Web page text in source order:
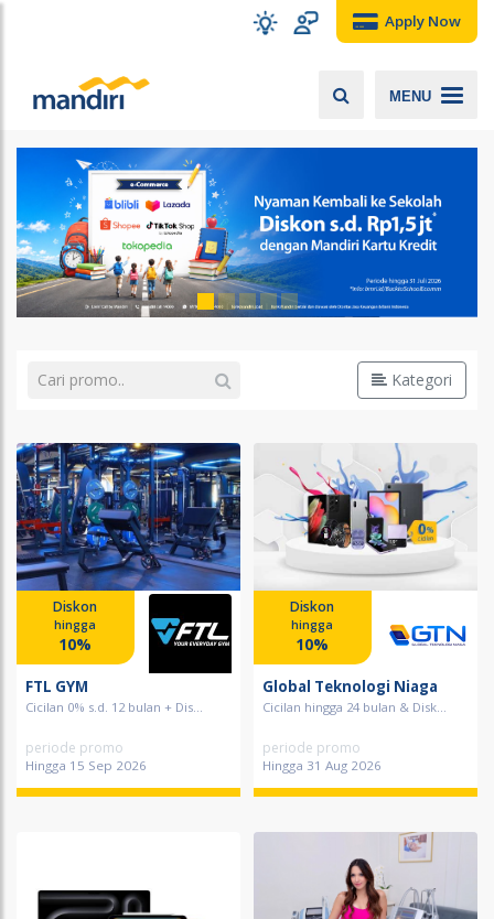
Apply Now
MENU
Kategori
Diskon
hingga
10%
FTL GYM
Cicilan 0% s.d. 12 bulan + Dis...
periode promo
Hingga 15 Sep 2026
Diskon
hingga
10%
Global Teknologi Niaga
Cicilan hingga 24 bulan & Disk...
periode promo
Hingga 31 Aug 2026